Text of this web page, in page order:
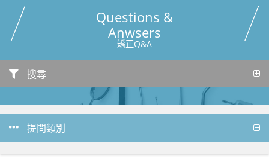
Questions &
Anwsers
矯正Q&A
搜尋
提問類別